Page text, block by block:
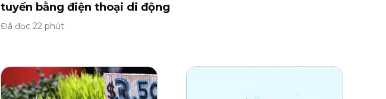
tuyến bằng điện thoại di động
Đã đọc 22 phút